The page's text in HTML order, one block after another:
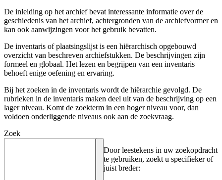
De inleiding op het archief bevat interessante informatie over de
geschiedenis van het archief, achtergronden van de archiefvormer en
kan ook aanwijzingen voor het gebruik bevatten.
De inventaris of plaatsingslijst is een hiërarchisch opgebouwd
overzicht van beschreven archiefstukken. De beschrijvingen zijn
formeel en globaal. Het lezen en begrijpen van een inventaris
behoeft enige oefening en ervaring.
Bij het zoeken in de inventaris wordt de hiërarchie gevolgd. De
rubrieken in de inventaris maken deel uit van de beschrijving op een
lager niveau. Komt de zoekterm in een hoger niveau voor, dan
voldoen onderliggende niveaus ook aan de zoekvraag.
Zoek
Door leestekens in uw zoekopdracht
te gebruiken, zoekt u specifieker of
juist breder: